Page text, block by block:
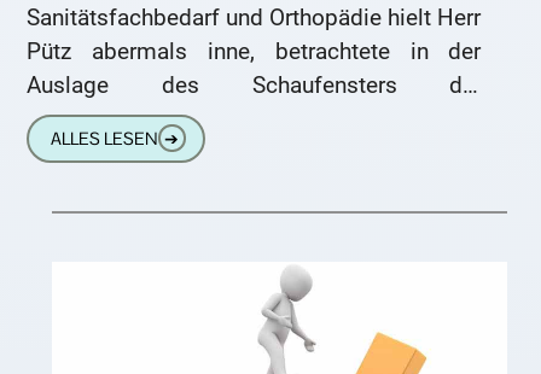
Sanitätsfachbedarf und Orthopädie hielt Herr
Pütz abermals inne, betrachtete in der
Auslage des Schaufensters die
wohlfeilgebotenen Artikel und betrat dann
kurzentschlossen den Laden. Kurz darauf
ALLES LESEN ➔